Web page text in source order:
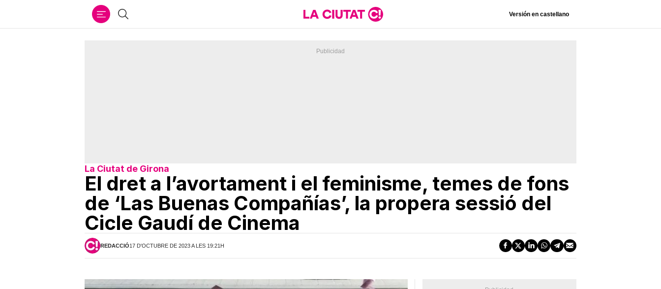
Cercar Versión en castellano
La Ciutat de Girona
El dret a l’avortament i el feminisme, temes de fons
de ‘Las Buenas Compañías’, la propera sessió del
Cicle Gaudí de Cinema
REDACCIÓ17 D'OCTUBRE DE 2023 A LES 19:21H